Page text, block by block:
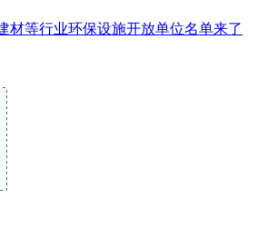
材等行业环保设施开放单位名单来了